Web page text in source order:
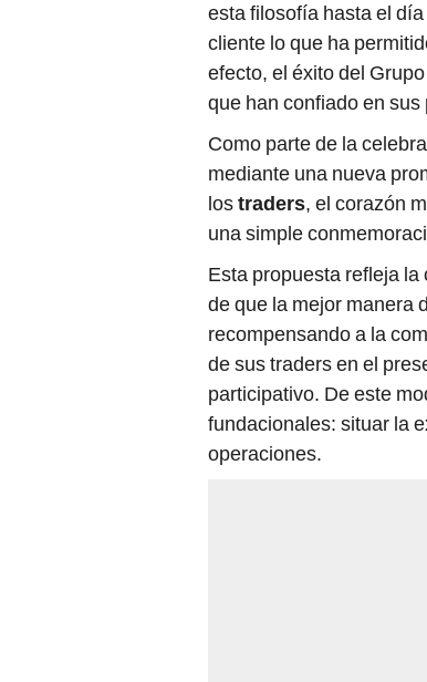
esta filosofía hasta el
cliente lo que ha
efecto, el éxito del
que han confiado en
Como parte de la
mediante una nueva
lostraders, el corazón
una simple
Esta propuesta refleja
de que la mejor manera
recompensando a la
de sus traders en el
participativo. De este
fundacionales: situar la
operaciones.